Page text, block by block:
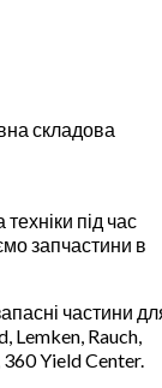
складова
під час
запчастини в
частини
Lemken, Rauch,
Yield Center.